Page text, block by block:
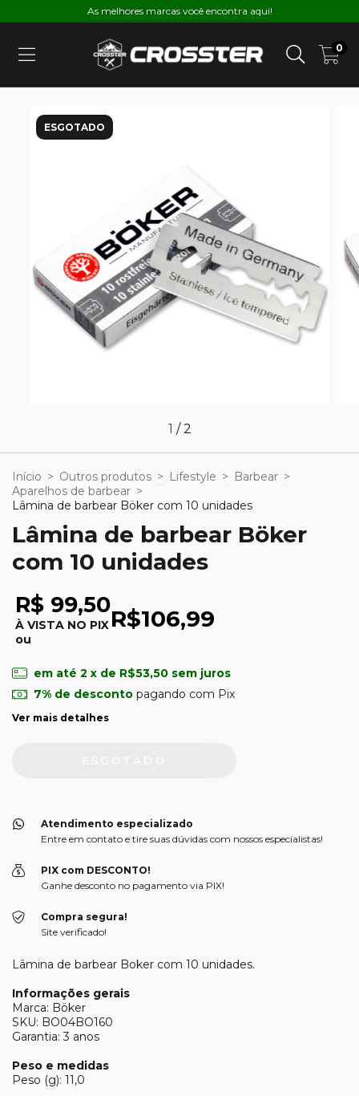
As melhores marcas você encontra aqui!
0
ESGOTADO
1 /2
Início > Outros produtos > Lifestyle > Barbear >
Aparelhos de barbear >
Lâmina de barbear Böker com 10 unidades
Lâmina de barbear Böker
com 10 unidades
R$ 99,50
À VISTA NO PIX
ou
R$106,99
em até 2 x de R$53,50 sem juros
7% de descontopagando com Pix
Ver mais detalhes
Atendimento especializado
Entre em contato e tire suas dúvidas com nossos especialistas!
PIX com DESCONTO!
Ganhe desconto no pagamento via PIX!
Compra segura!
Site verificado!
Lâmina de barbear Boker com 10 unidades.
Informações gerais
Marca: Böker
SKU: BO04BO160
Garantia: 3 anos
Peso e medidas
Peso (g): 11,0